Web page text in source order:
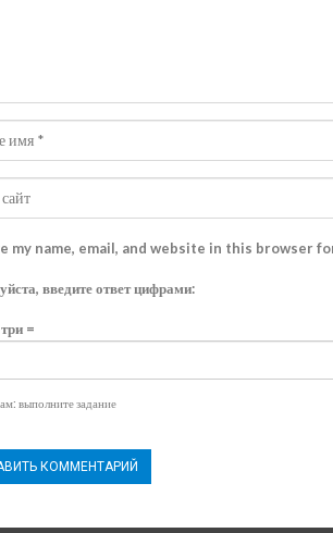
my name, email, and website in this browser
введите ответ цифрами:
=
выполните задание